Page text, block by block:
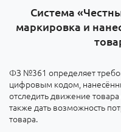
Система
маркировка и
ФЗ №361 определяет
цифровым кодом,
отследить движение
также дать возможность
товара.